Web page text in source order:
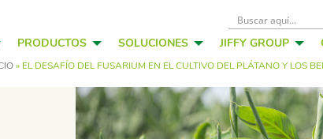
PRODUCTOS SOLUCIONES JIFFY GROUP
» EL DESAFÍO DEL FUSARIUM EN EL CULTIVO DEL PLÁTANO Y LOS